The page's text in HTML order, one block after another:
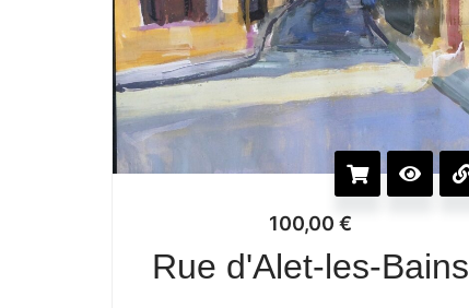
100,00€
Rue d'Alet-les-Bains